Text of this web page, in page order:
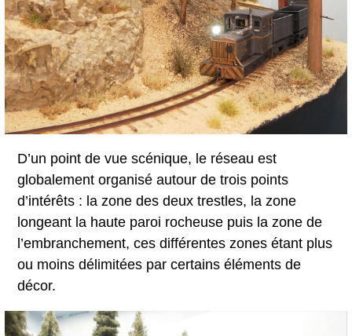
D’un point de vue scénique, le réseau est
globalement organisé autour de trois points
d’intérêts : la zone des deux trestles, la zone
longeant la haute paroi rocheuse puis la zone de
l’embranchement, ces différentes zones étant plus
ou moins délimitées par certains éléments de
décor.